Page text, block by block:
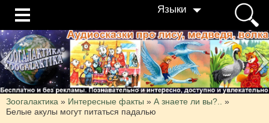
Языки
Зоогалактика » Интересные факты » А знаете ли вы?..
»
Белые акулы могут питаться падалью